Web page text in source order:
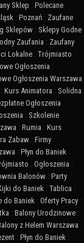
Sklep : Polecane
: Poznań : Zaufane
Sklepów : Sklepy Godne
Zaufania : Zaufany
Lokalne : Trójmiasto :
Ogłoszenia :
Ogłoszenia Warszawa
: Kurs Animatora : Solidna
Ogłoszenia
: Szkolenie
: Rumia : Kurs
Zabaw : Firmy :
: Płyn do Baniek
: Ogłoszenia :
Balonów : Party
do Baniek : Tablica :
do Baniek : Oferty Pracy :
: Balony Urodzinowe :
z Helem Warszawa :
: Płyn do Baniek :